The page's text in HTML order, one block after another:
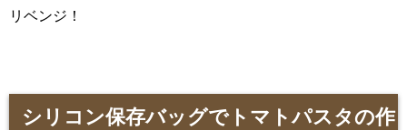
リベンジ！
シリコン保存バッグでトマトパスタの作